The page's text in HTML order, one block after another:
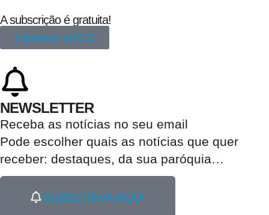
A subscrição é gratuita!
Subscrever a REDE
NEWSLETTER
Receba as notícias no seu email​
Pode escolher quais as notícias que quer
receber: destaques, da sua paróquia…
SUBSCREVA AQUI